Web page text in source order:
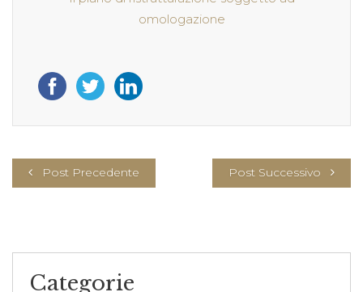
omologazione
Post Precedente Post Successivo
Categorie